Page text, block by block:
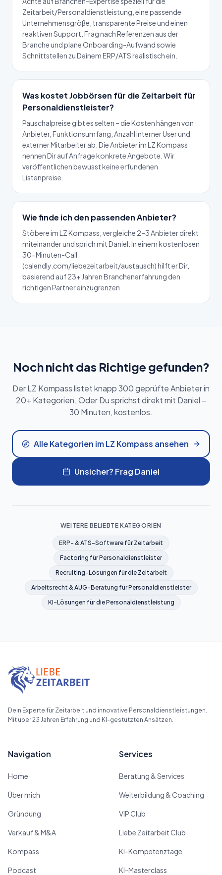
Zeitarbeit/Personaldienstleistung, eine passende
Unternehmensgröße, transparente Preise und einen
reaktiven Support. Frag nach Referenzen aus der
Branche und plane Onboarding-Aufwand sowie
Schnittstellen zu Deinem ERP/ATS realistisch ein.
Was kostet Jobbörsen für die Zeitarbeit für
Personaldienstleister?
Pauschalpreise gibt es selten – die Kosten hängen von
Anbieter, Funktionsumfang, Anzahl interner User und
externer Mitarbeiter ab. Die Anbieter im LZ Kompass
nennen Dir auf Anfrage konkrete Angebote. Wir
veröffentlichen bewusst keine erfundenen
Listenpreise.
Wie finde ich den passenden Anbieter?
Stöbere im LZ Kompass, vergleiche 2–3 Anbieter direkt
miteinander und sprich mit Daniel: In einem kostenlosen
30-Minuten-Call
(calendly.com/liebezeitarbeit/austausch) hilft er Dir,
basierend auf 23+ Jahren Branchenerfahrung den
richtigen Partner einzugrenzen.
Noch nicht das Richtige gefunden?
Der LZ Kompass listet knapp 300 geprüfte Anbieter in
20+ Kategorien. Oder Du sprichst direkt mit Daniel –
30 Minuten, kostenlos.
Alle Kategorien im LZ Kompass ansehen
Unsicher? Frag Daniel
WEITERE BELIEBTE KATEGORIEN
ERP- & ATS-Software für Zeitarbeit
Factoring für Personaldienstleister
Recruiting-Lösungen für die Zeitarbeit
Arbeitsrecht & AÜG-Beratung für Personaldienstleister
KI-Lösungen für die Personaldienstleistung
Dein Experte für Zeitarbeit und innovative Personaldienstleistungen.
Mit über 23 Jahren Erfahrung und KI-gestützten Ansätzen.
Navigation
Home
Über mich
Gründung
Verkauf & M&A
Kompass
Podcast
Services
Beratung & Services
Weiterbildung & Coaching
VIP Club
Liebe Zeitarbeit Club
KI-Kompetenztage
KI-Masterclass